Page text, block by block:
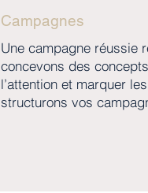
Campagnes
Une campagne réussie
concevons des
l’attention et marquer
structurons vos